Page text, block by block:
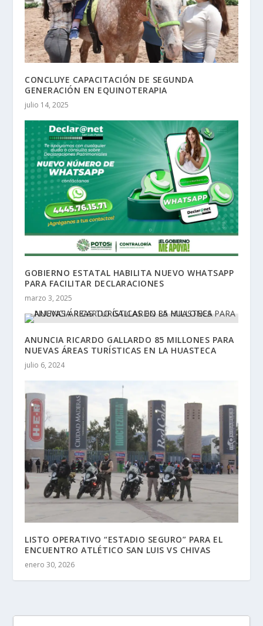
CONCLUYE CAPACITACIÓN DE SEGUNDA
GENERACIÓN EN EQUINOTERAPIA
julio 14, 2025
GOBIERNO ESTATAL HABILITA NUEVO WHATSAPP
PARA FACILITAR DECLARACIONES
marzo 3, 2025
ANUNCIA RICARDO GALLARDO 85 MILLONES PARA
NUEVAS ÁREAS TURÍSTICAS EN LA HUASTECA
julio 6, 2024
LISTO OPERATIVO “ESTADIO SEGURO” PARA EL
ENCUENTRO ATLÉTICO SAN LUIS VS CHIVAS
enero 30, 2026